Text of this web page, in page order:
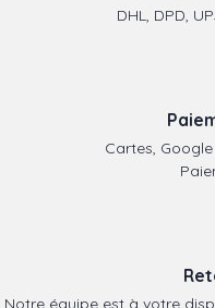
DHL, DPD,
Cartes,
Notre équipe est à votre